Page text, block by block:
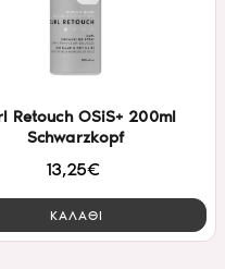
Retouch OSiS+ 200ml
Schwarzkopf
13,25€
ΚΑΛΑΘΙ